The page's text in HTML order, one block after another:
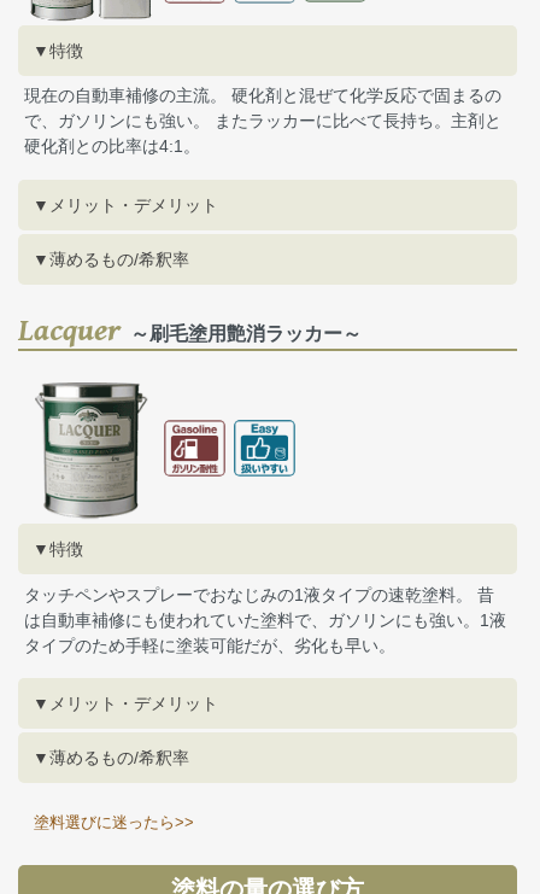
▼特徴
現在の自動車補修の主流。 硬化剤と混ぜて化学反応で固まるの
で、ガソリンにも強い。 またラッカーに比べて長持ち。主剤と
硬化剤との比率は4:1。
▼メリット・デメリット
▼薄めるもの/希釈率
Lacquer～刷毛塗用艶消ラッカー～
▼特徴
タッチペンやスプレーでおなじみの1液タイプの速乾塗料。 昔
は自動車補修にも使われていた塗料で、ガソリンにも強い。1液
タイプのため手軽に塗装可能だが、劣化も早い。
▼メリット・デメリット
▼薄めるもの/希釈率
塗料選びに迷ったら>>